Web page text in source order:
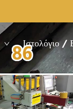
Ιστολόγιο /